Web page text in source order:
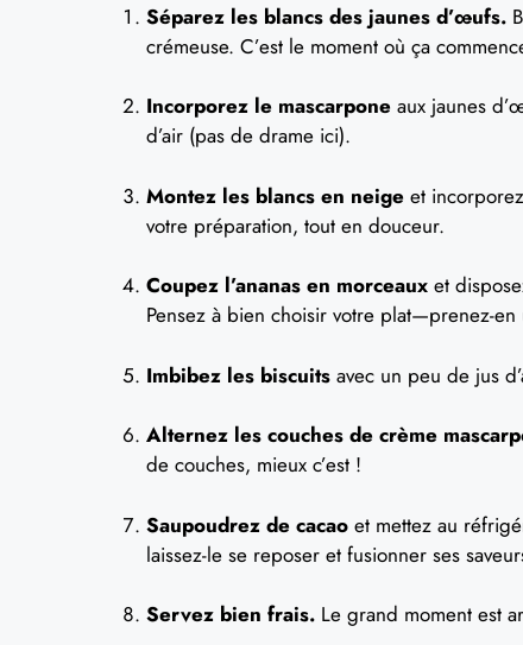
Séparez les blancs des jaunes d’œufs.
crémeuse. C’est le moment où ça
Incorporez le mascarpone aux jaunes
d’air (pas de drame ici).
Montez les blancs en neige et
votre préparation, tout en douceur.
Coupez l’ananas en morceaux et
Pensez à bien choisir votre plat—prenez-
Imbibez les biscuits avec un peu de jus
Alternez les couches de crème
de couches, mieux c’est !
Saupoudrez de cacao et mettez au
laissez-le se reposer et fusionner ses
Servez bien frais. Le grand moment est